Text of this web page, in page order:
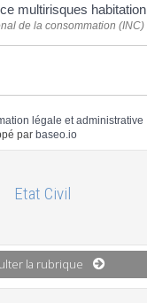
multirisques habitation
de la consommation (INC)
légale et administrative
par baseo.io
Etat Civil
la rubrique